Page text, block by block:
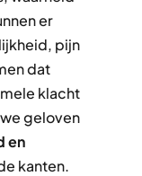
er
pijn
dat
klacht
geloven
en
kanten.